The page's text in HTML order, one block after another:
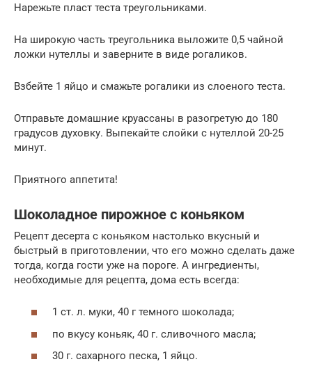
Нарежьте пласт теста треугольниками.
На широкую часть треугольника выложите 0,5 чайной
ложки нутеллы и заверните в виде рогаликов.
Взбейте 1 яйцо и смажьте рогалики из слоеного теста.
Отправьте домашние круассаны в разогретую до 180
градусов духовку. Выпекайте слойки с нутеллой 20-25
минут.
Приятного аппетита!
Шоколадное пирожное с коньяком
Рецепт десерта с коньяком настолько вкусный и
быстрый в приготовлении, что его можно сделать даже
тогда, когда гости уже на пороге. А ингредиенты,
необходимые для рецепта, дома есть всегда:
1 ст. л. муки, 40 г темного шоколада;
по вкусу коньяк, 40 г. сливочного масла;
30 г. сахарного песка, 1 яйцо.